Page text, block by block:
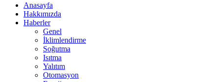
Anasayfa
Hakkımızda
Haberler
Genel
İklimlendirme
Soğutma
Isıtma
Yalıtım
Otomasyon